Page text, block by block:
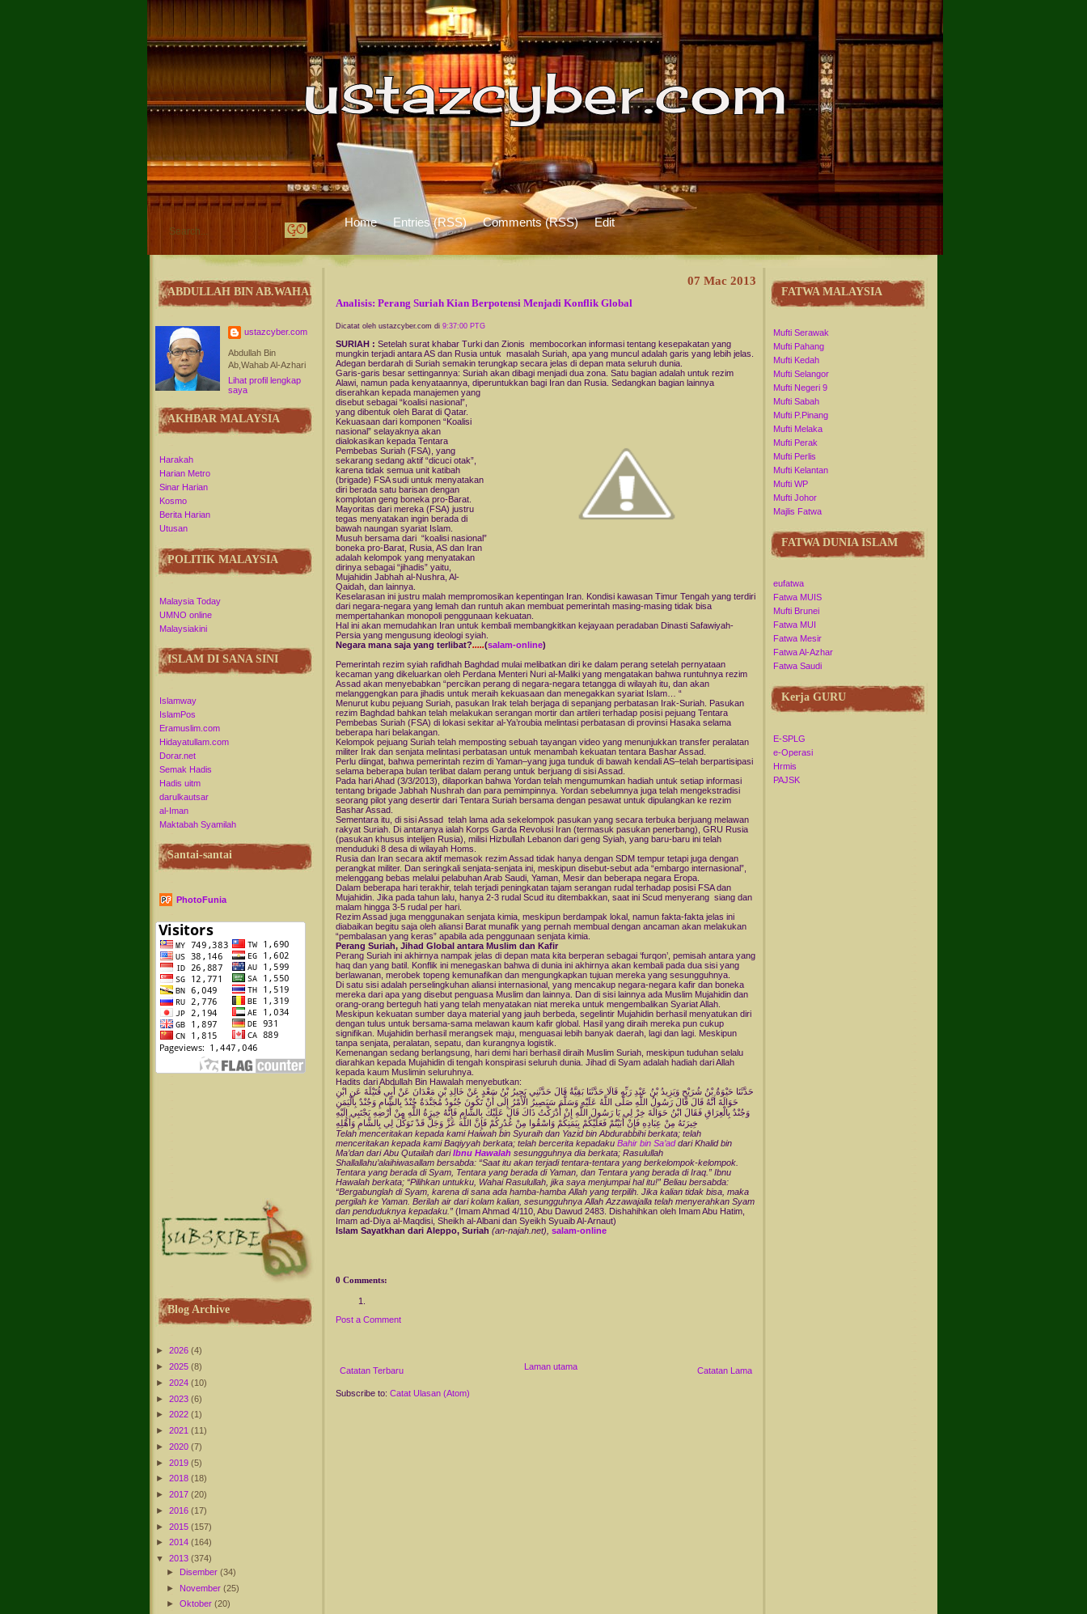
Home Entries (RSS) Comments (RSS) Edit
ABDULLAH BIN AB.WAHAB
ustazcyber.com
Abdullah Bin
Ab,Wahab Al-Azhari
Lihat profil lengkap
saya
AKHBAR MALAYSIA
Harakah
Harian Metro
Sinar Harian
Kosmo
Berita Harian
Utusan
POLITIK MALAYSIA
Malaysia Today
UMNO online
Malaysiakini
ISLAM DI SANA SINI
Islamway
IslamPos
Eramuslim.com
Hidayatullam.com
Dorar.net
Semak Hadis
Hadis uitm
darulkautsar
al-Iman
Maktabah Syamilah
Santai-santai
PhotoFunia
Blog Archive
► 2026 (4)
► 2025 (8)
► 2024 (10)
► 2023 (6)
► 2022 (1)
► 2021 (11)
► 2020 (7)
► 2019 (5)
► 2018 (18)
► 2017 (20)
► 2016 (17)
► 2015 (157)
► 2014 (164)
▼
2013 (374)
► Disember(34)
► November(25)
►Oktober(20)
07 Mac 2013
Analisis: Perang Suriah Kian Berpotensi Menjadi Konflik Global
Dicatat oleh ustazcyber.com di 9:37:00 PTG
SURIAH : Setelah surat khabar Turki dan Zionis membocorkan informasi tentang kesepakatan yang
mungkin terjadi antara AS dan Rusia untuk masalah Suriah, apa yang muncul adalah garis yang lebih jelas.
Adegan berdarah di Suriah semakin terungkap secara jelas di depan mata seluruh dunia.
Garis-garis besar settingannya: Suriah akan dibagi menjadi dua zona. Satu bagian adalah untuk rezim
Alawi, namun pada kenyataannya, diperuntukkan bagi Iran dan Rusia. Sedangkan bagian lainnya
diserahkan kepada manajemen yang
disebut sebagai “koalisi nasional”,
yang dibentuk oleh Barat di Qatar.
Kekuasaan dari komponen “Koalisi
nasional” selayaknya akan
dialokasikan kepada Tentara
Pembebas Suriah (FSA), yang
sekarang sedang aktif “dicuci otak”,
karena tidak semua unit katibah
(brigade) FSA sudi untuk menyatakan
diri berada satu barisan dengan
komplotan geng boneka pro-Barat.
Mayoritas dari mereka (FSA) justru
tegas menyatakan ingin berada di
bawah naungan syariat Islam.
Musuh bersama dari “koalisi nasional”
boneka pro-Barat, Rusia, AS dan Iran
adalah kelompok yang menyatakan
dirinya sebagai “jihadis” yaitu,
Mujahidin Jabhah al-Nushra, Al-
Qaidah, dan lainnya.
Keselarasan ini justru malah mempromosikan kepentingan Iran. Kondisi kawasan Timur Tengah yang terdiri
dari negara-negara yang lemah dan runtuh akan membuat pemerintah masing-masing tidak bisa
mempertahankan monopoli penggunaan kekuatan.
Hal ini akan memudahkan Iran untuk kembali membangkitkan kejayaan peradaban Dinasti Safawiyah-
Persia yang mengusung ideologi syiah.
Negara mana saja yang terlibat?.....(salam-online)
Pemerintah rezim syiah rafidhah Baghdad mulai melibatkan diri ke dalam perang setelah pernyataan
kecaman yang dikeluarkan oleh Perdana Menteri Nuri al-Maliki yang mengatakan bahwa runtuhnya rezim
Assad akan menyebabkan “percikan perang di negara-negara tetangga di wilayah itu, dan akan
melanggengkan para jihadis untuk meraih kekuasaan dan menegakkan syariat Islam… “
Menurut kubu pejuang Suriah, pasukan Irak telah berjaga di sepanjang perbatasan Irak-Suriah. Pasukan
rezim Baghdad bahkan telah melakukan serangan mortir dan artileri terhadap posisi pejuang Tentara
Pembebas Suriah (FSA) di lokasi sekitar al-Ya’roubia melintasi perbatasan di provinsi Hasaka selama
beberapa hari belakangan.
Kelompok pejuang Suriah telah memposting sebuah tayangan video yang menunjukkan transfer peralatan
militer Irak dan senjata melintasi perbatasan untuk menambah kekuatan tentara Bashar Assad.
Perlu diingat, bahwa pemerintah rezim di Yaman–yang juga tunduk di bawah kendali AS–telah berpartisipasi
selama beberapa bulan terlibat dalam perang untuk berjuang di sisi Assad.
Pada hari Ahad (3/3/2013), dilaporkan bahwa Yordan telah mengumumkan hadiah untuk setiap informasi
tentang brigade Jabhah Nushrah dan para pemimpinnya. Yordan sebelumnya juga telah mengekstradisi
seorang pilot yang desertir dari Tentara Suriah bersama dengan pesawat untuk dipulangkan ke rezim
Bashar Assad.
Sementara itu, di sisi Assad telah lama ada sekelompok pasukan yang secara terbuka berjuang melawan
rakyat Suriah. Di antaranya ialah Korps Garda Revolusi Iran (termasuk pasukan penerbang), GRU Rusia
(pasukan khusus intelijen Rusia), milisi Hizbullah Lebanon dari geng Syiah, yang baru-baru ini telah
menduduki 8 desa di wilayah Homs.
Rusia dan Iran secara aktif memasok rezim Assad tidak hanya dengan SDM tempur tetapi juga dengan
perangkat militer. Dan seringkali senjata-senjata ini, meskipun disebut-sebut ada “embargo internasional”,
melenggang bebas melalui pelabuhan Arab Saudi, Yaman, Mesir dan beberapa negara Eropa.
Dalam beberapa hari terakhir, telah terjadi peningkatan tajam serangan rudal terhadap posisi FSA dan
Mujahidin. Jika pada tahun lalu, hanya 2-3 rudal Scud itu ditembakkan, saat ini Scud menyerang siang dan
malam hingga 3-5 rudal per hari.
Rezim Assad juga menggunakan senjata kimia, meskipun berdampak lokal, namun fakta-fakta jelas ini
diabaikan begitu saja oleh aliansi Barat munafik yang pernah membual dengan ancaman akan melakukan
“pembalasan yang keras” apabila ada penggunaan senjata kimia.
Perang Suriah, Jihad Global antara Muslim dan Kafir
Perang Suriah ini akhirnya nampak jelas di depan mata kita berperan sebagai ‘furqon’, pemisah antara yang
haq dan yang batil. Konflik ini menegaskan bahwa di dunia ini akhirnya akan kembali pada dua sisi yang
berlawanan, merobek topeng kemunafikan dan mengungkapkan tujuan mereka yang sesungguhnya.
Di satu sisi adalah perselingkuhan aliansi internasional, yang mencakup negara-negara kafir dan boneka
mereka dari apa yang disebut penguasa Muslim dan lainnya. Dan di sisi lainnya ada Muslim Mujahidin dan
orang-orang berteguh hati yang telah menyatakan niat mereka untuk mengembalikan Syariat Allah.
Meskipun kekuatan sumber daya material yang jauh berbeda, segelintir Mujahidin berhasil menyatukan diri
dengan tulus untuk bersama-sama melawan kaum kafir global. Hasil yang diraih mereka pun cukup
signifikan. Mujahidin berhasil merangsek maju, menguasai lebih banyak daerah, lagi dan lagi. Meskipun
tanpa senjata, peralatan, sepatu, dan kurangnya logistik.
Kemenangan sedang berlangsung, hari demi hari berhasil diraih Muslim Suriah, meskipun tuduhan selalu
diarahkan kepada Mujahidin di tengah konspirasi seluruh dunia. Jihad di Syam adalah hadiah dari Allah
kepada kaum Muslimin seluruhnya.
Hadits dari Abdullah Bin Hawalah menyebutkan:
حَدَّثَنَا حَيْوَةُ بْنُ شُرَيْحٍ وَيَزِيدُ بْنُ عَبْدِ رَبِّهِ قَالَا حَدَّثَنَا بَقِيَّةُ قَالَ حَدَّثَنِي بَحِيرُ بْنُ سَعْدٍ عَنْ خَالِدِ بْنِ مَعْدَانَ عَنْ أَبِي قُتَيْلَةَ عَنِ ابْنِ
حَوَالَةَ أَنَّهُ قَالَ قَالَ رَسُولُ اللَّهِ صَلَّى اللَّهُ عَلَيْهِ وَسَلَّمَ سَيَصِيرُ الْأَمْرُ إِلَى أَنْ تَكُونَ جُنُودٌ مُجَنَّدَةٌ جُنْدٌ بِالشَّامِ وَجُنْدٌ بِالْيَمَنِ
وَجُنْدٌ بِالْعِرَاقِ فَقَالَ ابْنُ حَوَالَةَ خِرْ لِي يَا رَسُولَ اللَّهِ إِنْ أَدْرَكْتُ ذَاكَ قَالَ عَلَيْكَ بِالشَّامِ فَإِنَّهُ خِيرَةُ اللَّهِ مِنْ أَرْضِهِ يَجْتَبِي إِلَيْهِ
خِيرَتَهُ مِنْ عِبَادِهِ فَإِنْ أَبَيْتُمْ فَعَلَيْكُمْ بِيَمَنِكُمْ وَاسْقُوا مِنْ غُدُرِكُمْ فَإِنَّ اللَّهَ عَزَّ وَجَلَّ قَدْ تَوَكَّلَ لِي بِالشَّامِ وَأَهْلِهِ
Telah menceritakan kepada kami Haiwah bin Syuraih dan Yazid bin Abdurabbihi berkata; telah
menceritakan kepada kami Baqiyyah berkata; telah bercerita kepadaku Bahir bin Sa’addari Khalid bin
Ma’dan dari Abu Qutailah dariIbnu Hawalah sesungguhnya dia berkata; Rasulullah
Shallallahu’alaihiwasallam bersabda: “Saat itu akan terjadi tentara-tentara yang berkelompok-kelompok.
Tentara yang berada di Syam, Tentara yang berada di Yaman, dan Tentara yang berada di Iraq.” Ibnu
Hawalah berkata; “Pilihkan untukku, Wahai Rasulullah, jika saya menjumpai hal itu!” Beliau bersabda:
“Bergabunglah di Syam, karena di sana ada hamba-hamba Allah yang terpilih. Jika kalian tidak bisa, maka
pergilah ke Yaman. Berilah air dari kolam kalian, sesungguhnya Allah Azzawajalla telah menyerahkan Syam
dan penduduknya kepadaku.” (Imam Ahmad 4/110, Abu Dawud 2483. Dishahihkan oleh Imam Abu Hatim,
Imam ad-Diya al-Maqdisi, Sheikh al-Albani dan Syeikh Syuaib Al-Arnaut)
Islam Sayatkhan dari Aleppo, Suriah (an-najah.net), salam-online
0 Comments:
Post a Comment
Catatan Terbaru Catatan Lama
Laman utama
Subscribe to: Catat Ulasan (Atom)
FATWA MALAYSIA
Mufti Serawak
Mufti Pahang
Mufti Kedah
Mufti Selangor
Mufti Negeri 9
Mufti Sabah
Mufti P.Pinang
Mufti Melaka
Mufti Perak
Mufti Perlis
Mufti Kelantan
Mufti WP
Mufti Johor
Majlis Fatwa
FATWA DUNIA ISLAM
eufatwa
Fatwa MUIS
Mufti Brunei
Fatwa MUI
Fatwa Mesir
Fatwa Al-Azhar
Fatwa Saudi
Kerja GURU
E-SPLG
e-Operasi
Hrmis
PAJSK